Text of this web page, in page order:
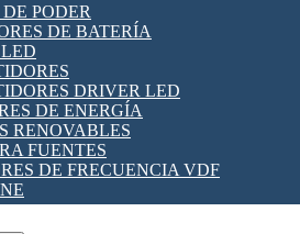
DE CABLE
IOT
WIFI
CELULAR
REDES
PODER
DE BATERÍA
DRIVER LED
DE ENERGÍA
RENOVABLES
FUENTES
DE FRECUENCIA VDF